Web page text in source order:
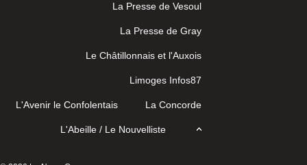
La Presse de Vesoul
La Presse de Gray
Le Châtillonnais et l'Auxois
Limoges Infos87
L'Avenir le Confolentais La Concorde
L'Abeille / Le Nouvelliste